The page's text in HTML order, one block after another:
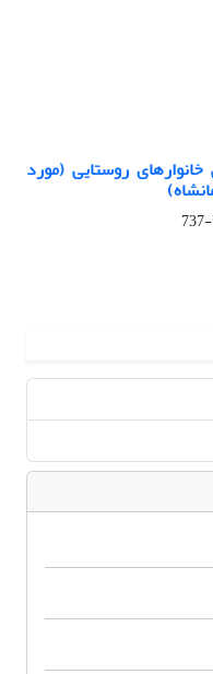
روستایی (مورد